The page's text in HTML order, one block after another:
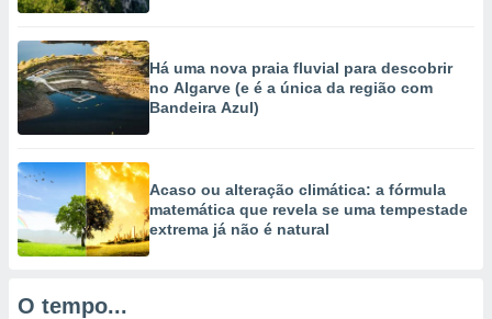
medir o
os
de
ou
de dados
e melhorar
dados
Há uma nova praia fluvial para descobrir
no Algarve (e é a única da região com
Bandeira Azul)
Acaso ou alteração climática: a fórmula
matemática que revela se uma tempestade
extrema já não é natural
O tempo...